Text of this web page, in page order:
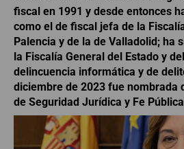
fiscal en 1991 y desde entonces
como el de fiscal jefa de la
Palencia y de la de Valladolid; ha
la Fiscalía General del Estado y
delincuencia informática y de
diciembre de 2023 fue nombrada
de Seguridad Jurídica y Fe